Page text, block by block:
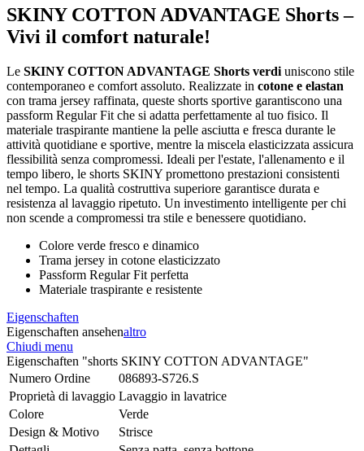
SKINY COTTON ADVANTAGE Shorts –
Vivi il comfort naturale!
Le SKINY COTTON ADVANTAGE Shorts verdi uniscono stile
contemporaneo e comfort assoluto. Realizzate in cotone e elastan
con trama jersey raffinata, queste shorts sportive garantiscono una
passform Regular Fit che si adatta perfettamente al tuo fisico. Il
materiale traspirante mantiene la pelle asciutta e fresca durante le
attività quotidiane e sportive, mentre la miscela elasticizzata assicura
flessibilità senza compromessi. Ideali per l'estate, l'allenamento e il
tempo libero, le shorts SKINY promettono prestazioni consistenti
nel tempo. La qualità costruttiva superiore garantisce durata e
resistenza al lavaggio ripetuto. Un investimento intelligente per chi
non scende a compromessi tra stile e benessere quotidiano.
Colore verde fresco e dinamico
Trama jersey in cotone elasticizzato
Passform Regular Fit perfetta
Materiale traspirante e resistente
Eigenschaften
Eigenschaften ansehenaltro
Chiudi menu
Eigenschaften "shorts SKINY COTTON ADVANTAGE"
Numero Ordine
086893-S726.S
Proprietà di lavaggio Lavaggio in lavatrice
Colore
Verde
Design & Motivo
Strisce